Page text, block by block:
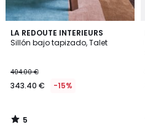
LA REDOUTE INTERIEURS
Sillón bajo tapizado, Talet
404.00 €
343.40 € -15%
5
/
5
/